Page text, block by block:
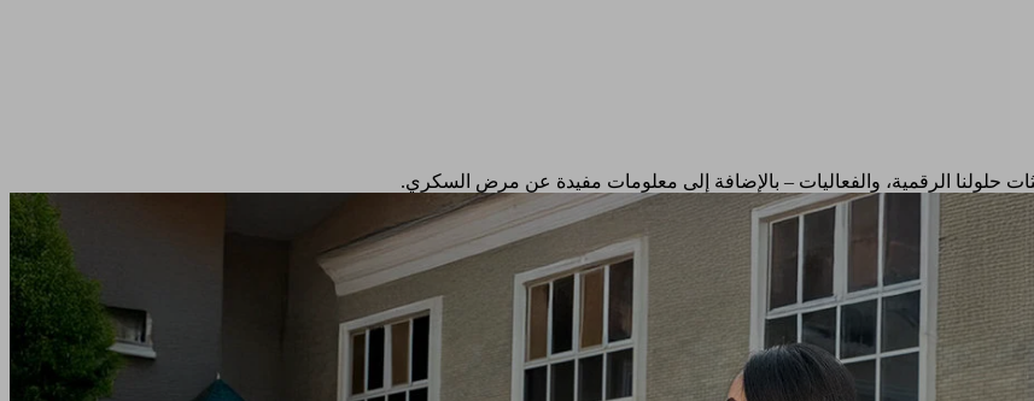
حلولنا الرقمية، والفعاليات – بالإضافة إلى معلومات مفيدة عن مرض السكري.​